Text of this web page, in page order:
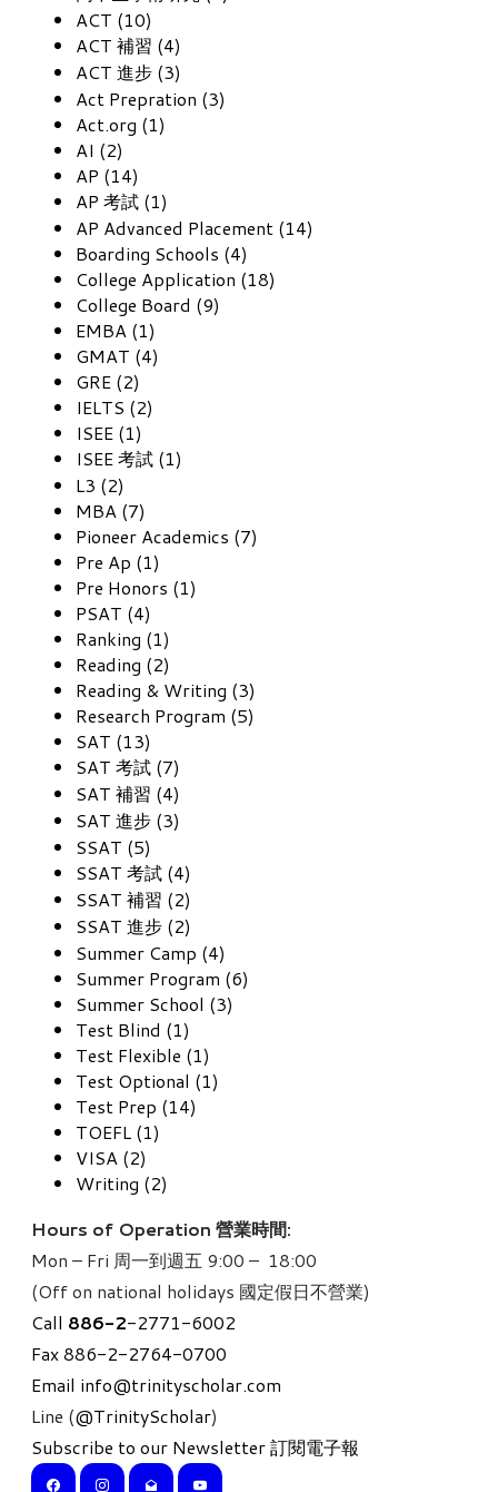
ACT (10)
ACT 補習 (4)
ACT 進步 (3)
Act Prepration (3)
Act.org (1)
AI (2)
AP (14)
AP 考試 (1)
AP Advanced Placement (14)
Boarding Schools (4)
College Application (18)
College Board (9)
EMBA (1)
GMAT (4)
GRE (2)
IELTS (2)
ISEE (1)
ISEE 考試 (1)
L3 (2)
MBA (7)
Pioneer Academics (7)
Pre Ap (1)
Pre Honors (1)
PSAT (4)
Ranking (1)
Reading (2)
Reading & Writing (3)
Research Program (5)
SAT (13)
SAT 考試 (7)
SAT 補習 (4)
SAT 進步 (3)
SSAT (5)
SSAT 考試 (4)
SSAT 補習 (2)
SSAT 進步 (2)
Summer Camp (4)
Summer Program (6)
Summer School (3)
Test Blind (1)
Test Flexible (1)
Test Optional (1)
Test Prep (14)
TOEFL (1)
VISA (2)
Writing (2)
Hours of Operation 營業時間:
Mon – Fri 周一到週五 9:00 – 18:00
(Off on national holidays 國定假日不營業)
Call 886-2-2771-6002
Fax 886-2-2764-0700
Email info@trinityscholar.com
Line (@TrinityScholar)
Subscribe to our Newsletter 訂閱電子報